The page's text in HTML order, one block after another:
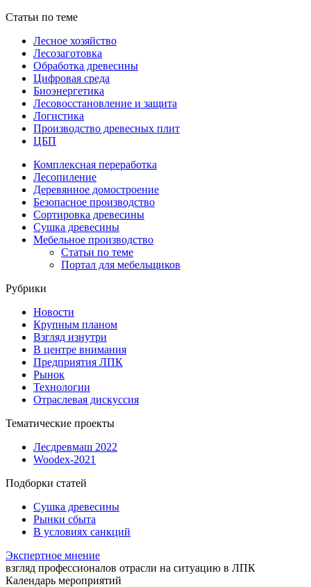
Статьи по теме
Лесное хозяйство
Лесозаготовка
Обработка древесины
Цифровая среда
Биоэнергетика
Лесовосстановление и защита
Логистика
Производство древесных плит
ЦБП
Комплексная переработка
Лесопиление
Деревянное домостроение
Безопасное производство
Сортировка древесины
Сушка древесины
Мебельное производство
Статьи по теме
Портал для мебельщиков
Рубрики
Новости
Крупным планом
Взгляд изнутри
В центре внимания
Предприятия ЛПК
Рынок
Технологии
Отраслевая дискуссия
Тематические проекты
Лесдревмаш 2022
Woodex-2021
Подборки статей
Сушка древесины
Рынки сбыта
В условиях санкций
Экспертное мнение
взгляд профессионалов отрасли на ситуацию в ЛПК
Календарь мероприятий